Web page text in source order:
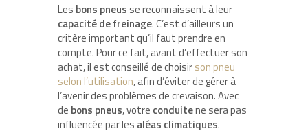
Les bons pneus se reconnaissent à leur
capacité de freinage. C’est d’ailleurs un
critère important qu’il faut prendre en
compte. Pour ce fait, avant d’effectuer son
achat, il est conseillé de choisirson pneu
selon l’utilisation, afin d’éviter de gérer à
l’avenir des problèmes de crevaison. Avec
de bons pneus, votre conduitene sera pas
influencée par les aléas climatiques.